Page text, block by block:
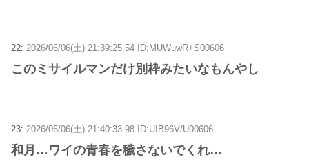
22: 2026/06/06(土) 21:39:25.54 ID:MUWuwR+S00606
このミサイルマンだけ別枠みたいなもんやし
23: 2026/06/06(土) 21:40:33.98 ID:UIB96V/U00606
和月…ワイの青春を穢さないでくれ…